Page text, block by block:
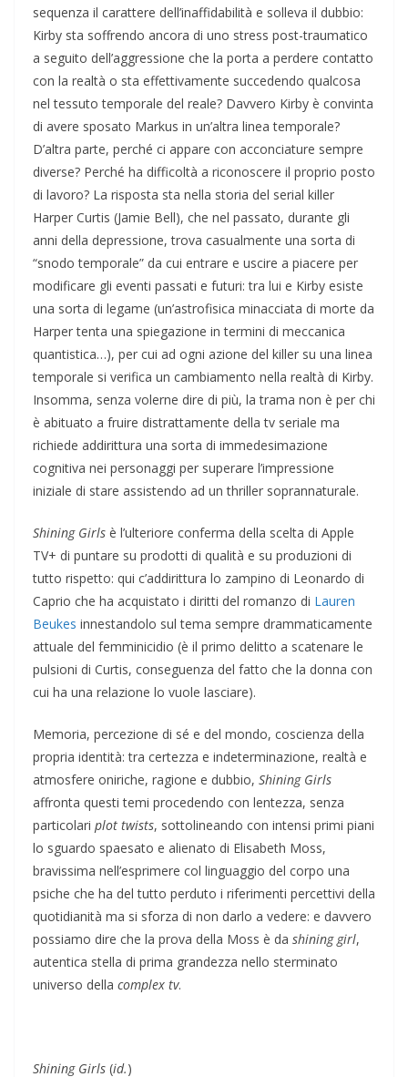
sequenza il carattere dell’inaffidabilità e solleva il dubbio:
Kirby sta soffrendo ancora di uno stress post-traumatico
a seguito dell’aggressione che la porta a perdere contatto
con la realtà o sta effettivamente succedendo qualcosa
nel tessuto temporale del reale? Davvero Kirby è convinta
di avere sposato Markus in un’altra linea temporale?
D’altra parte, perché ci appare con acconciature sempre
diverse? Perché ha difficoltà a riconoscere il proprio posto
di lavoro? La risposta sta nella storia del serial killer
Harper Curtis (Jamie Bell), che nel passato, durante gli
anni della depressione, trova casualmente una sorta di
“snodo temporale” da cui entrare e uscire a piacere per
modificare gli eventi passati e futuri: tra lui e Kirby esiste
una sorta di legame (un’astrofisica minacciata di morte da
Harper tenta una spiegazione in termini di meccanica
quantistica…), per cui ad ogni azione del killer su una linea
temporale si verifica un cambiamento nella realtà di Kirby.
Insomma, senza volerne dire di più, la trama non è per chi
è abituato a fruire distrattamente della tv seriale ma
richiede addirittura una sorta di immedesimazione
cognitiva nei personaggi per superare l’impressione
iniziale di stare assistendo ad un thriller soprannaturale.
Shining Girls è l’ulteriore conferma della scelta di Apple
TV+ di puntare su prodotti di qualità e su produzioni di
tutto rispetto: qui c’addirittura lo zampino di Leonardo di
Caprio che ha acquistato i diritti del romanzo di Lauren
Beukes innestandolo sul tema sempre drammaticamente
attuale del femminicidio (è il primo delitto a scatenare le
pulsioni di Curtis, conseguenza del fatto che la donna con
cui ha una relazione lo vuole lasciare).
Memoria, percezione di sé e del mondo, coscienza della
propria identità: tra certezza e indeterminazione, realtà e
atmosfere oniriche, ragione e dubbio, Shining Girls
affronta questi temi procedendo con lentezza, senza
particolari plot twists, sottolineando con intensi primi piani
lo sguardo spaesato e alienato di Elisabeth Moss,
bravissima nell’esprimere col linguaggio del corpo una
psiche che ha del tutto perduto i riferimenti percettivi della
quotidianità ma si sforza di non darlo a vedere: e davvero
possiamo dire che la prova della Moss è da shining girl,
autentica stella di prima grandezza nello sterminato
universo della complex tv.
Shining Girls (id.)